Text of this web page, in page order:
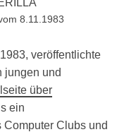
8.11.1983
veröffentlichte
jungen und
über
ein
Clubs und